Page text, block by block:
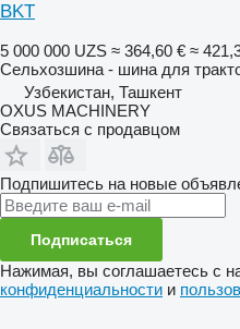
BKT
5 000 000 UZS ≈ 364,60 € ≈
Сельхозшина - шина для
Узбекистан, Ташкент
OXUS MACHINERY
Связаться с продавцом
Подпишитесь на новые
Подписаться
Нажимая, вы соглашаетесь с
конфиденциальности и